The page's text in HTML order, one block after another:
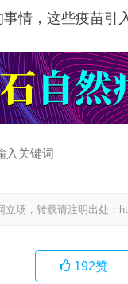
情，这些疫苗引
场，转载请注明出处：
192赞